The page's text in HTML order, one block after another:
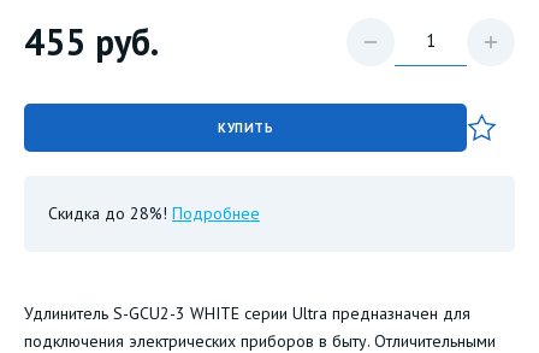
455 руб.
КУПИТЬ
Скидка до 28%! Подробнее
Удлинитель S-GCU2-3 WHITE серии Ultra предназначен для
подключения электрических приборов в быту. Отличительными